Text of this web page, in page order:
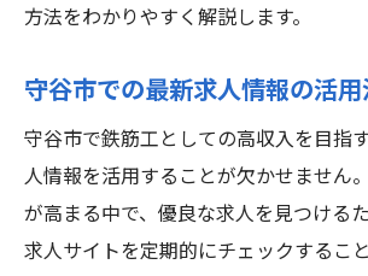
職場環境の確認ポイントとそ
守谷市での就業における給与
求人選びで失敗しないため
ト
茨城県守谷市での鉄筋工業界の
守谷市の建設業界の現状と
方法をわかりやすく解説します。
守谷市での最新求人情報の活
守谷市で鉄筋工としての高収入を目指
人情報を活用することが欠かせません
が高まる中で、優良な求人を見つける
求人サイトを定期的にチェックするこ